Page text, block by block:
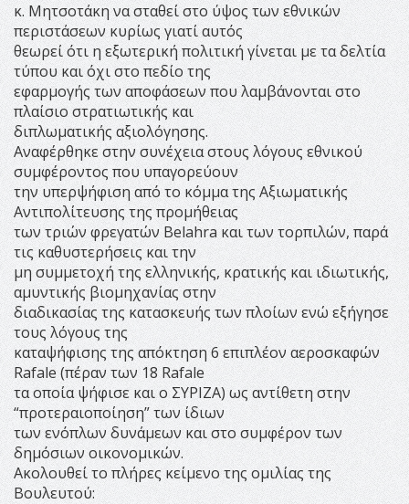
κ. Μητσοτάκη να σταθεί στο ύψος των εθνικών
περιστάσεων κυρίως γιατί αυτός
θεωρεί ότι η εξωτερική πολιτική γίνεται με τα δελτία
τύπου και όχι στο πεδίο της
εφαρμογής των αποφάσεων που λαμβάνονται στο
πλαίσιο στρατιωτικής και
διπλωματικής αξιολόγησης.
Αναφέρθηκε στην συνέχεια στους λόγους εθνικού
συμφέροντος που υπαγορεύουν
την υπερψήφιση από το κόμμα της Αξιωματικής
Αντιπολίτευσης της προμήθειας
των τριών φρεγατών Belahra και των τορπιλών, παρά
τις καθυστερήσεις και την
μη συμμετοχή της ελληνικής, κρατικής και ιδιωτικής,
αμυντικής βιομηχανίας στην
διαδικασίας της κατασκευής των πλοίων ενώ εξήγησε
τους λόγους της
καταψήφισης της απόκτηση 6 επιπλέον αεροσκαφών
Rafale (πέραν των 18 Rafale
τα οποία ψήφισε και ο ΣΥΡΙΖΑ) ως αντίθετη στην
“προτεραιοποίηση” των ίδιων
των ενόπλων δυνάμεων και στο συμφέρον των
δημόσιων οικονομικών.
Ακολουθεί το πλήρες κείμενο της ομιλίας της
Βουλευτού: